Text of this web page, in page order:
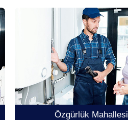
Özgürlük Mahallesi